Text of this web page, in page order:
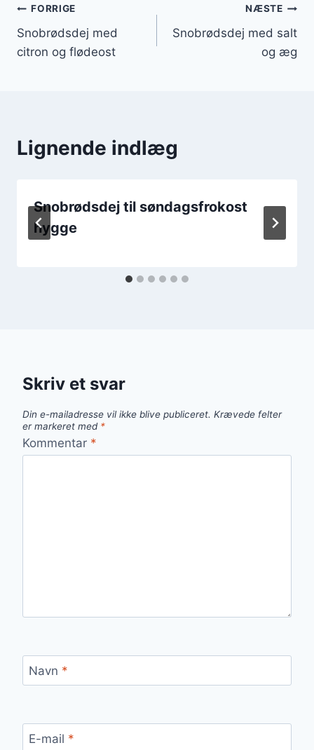
Indlægsnavigation
FORRIGE
Snobrødsdej med
citron og flødeost
NÆSTE
Snobrødsdej med salt
og æg
Lignende indlæg
Snobrødsdej til søndagsfrokost
hygge
Skriv et svar
Din e-mailadresse vil ikke blive publiceret. Krævede felter
er markeret med *
Kommentar *
Navn *
E-mail *